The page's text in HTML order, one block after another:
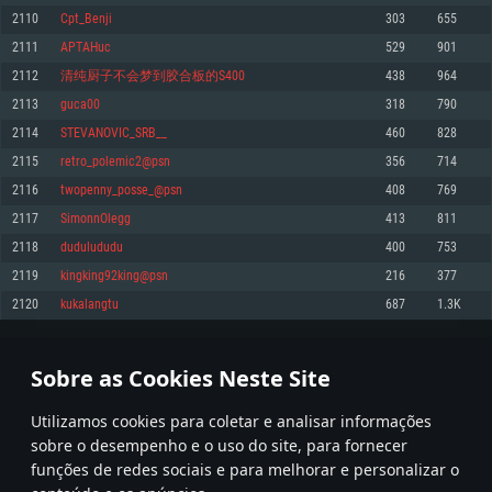
Sobre as Cookies Neste Site
Utilizamos cookies para coletar e analisar informações
sobre o desempenho e o uso do site, para fornecer
funções de redes sociais e para melhorar e personalizar o
Memória: 4GB
Placa Gráfica: Placa com DirectX 11: AMD Radeon 77XX / NVIDIA GeForce
GTX 660. Resolução mínima suportada: 720p
Network: Internet de banda larga.
Disco: 23,1 GB
Recomendado
superior, Radeon RX 570 ou superior
Disco: 75,9 GB
Memória: 6 GB
Placa Gráfica: Intel Iris Pro 5200 (Mac), equivalentes AMD/Nvidia para Mac.
Resolução mínima suportada: 720p com suporte Metal.
Network: Internet de banda larga.
Disco: 21,5 GB
Recomendado
Network: Internet de banda larga.
Memória: 4 GB
Placa Gráfica: NVIDIA 660 com os drivers mais recentes (não mais de 6
meses) / equivalentes AMD com os drivers mais recentes com suporte
Vulkan (não mais de 6 meses); Resolução mínima suportada: 720p.
Network: Internet de banda larga.
Disco: 21,5 GB
Recomendado
Sistema Operativo: Ubuntu 20.04 64bit
Processador: Intel Core i7
Memória: 16 GB
Placa Gráfica: NVIDIA 1060 com os drivers mais recentes (não mais de 6
meses) / equivalentes AMD (Radeon RX 570) com os drivers mais recentes
Network: Internet de banda larga.
2110 Cpt_Benji 303 655
2111 APTAHuc 529 901
2112 清纯厨子不会梦到胶合板的S400 438 964
2113 guca00 318 790
2114 STEVANOVIC_SRB__ 460 828
2115 retro_polemic2@psn 356 714
2116 twopenny_posse_@psn 408 769
2117 SimonnOlegg 413 811
2118 dudulududu 400 753
2119 kingking92king@psn 216 377
2120 kukalangtu 687 1.3K